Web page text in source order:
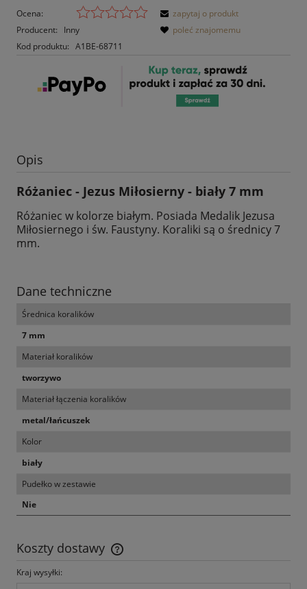
Ocena:
Producent:
Inny
Kod produktu: A1BE-68711
zapytaj o produkt
poleć znajomemu
Opis
Różaniec - Jezus Miłosierny - biały 7 mm
Różaniec w kolorze białym. Posiada Medalik Jezusa
Miłosiernego i św. Faustyny. Koraliki są o średnicy 7
mm.
Dane techniczne
Średnica koralików
7 mm
Materiał koralików
tworzywo
Materiał łączenia koralików
metal/łańcuszek
Kolor
biały
Pudełko w zestawie
Nie
Koszty dostawy
Cena nie zawiera ewentualnych kosztów płatności
Kraj wysyłki: